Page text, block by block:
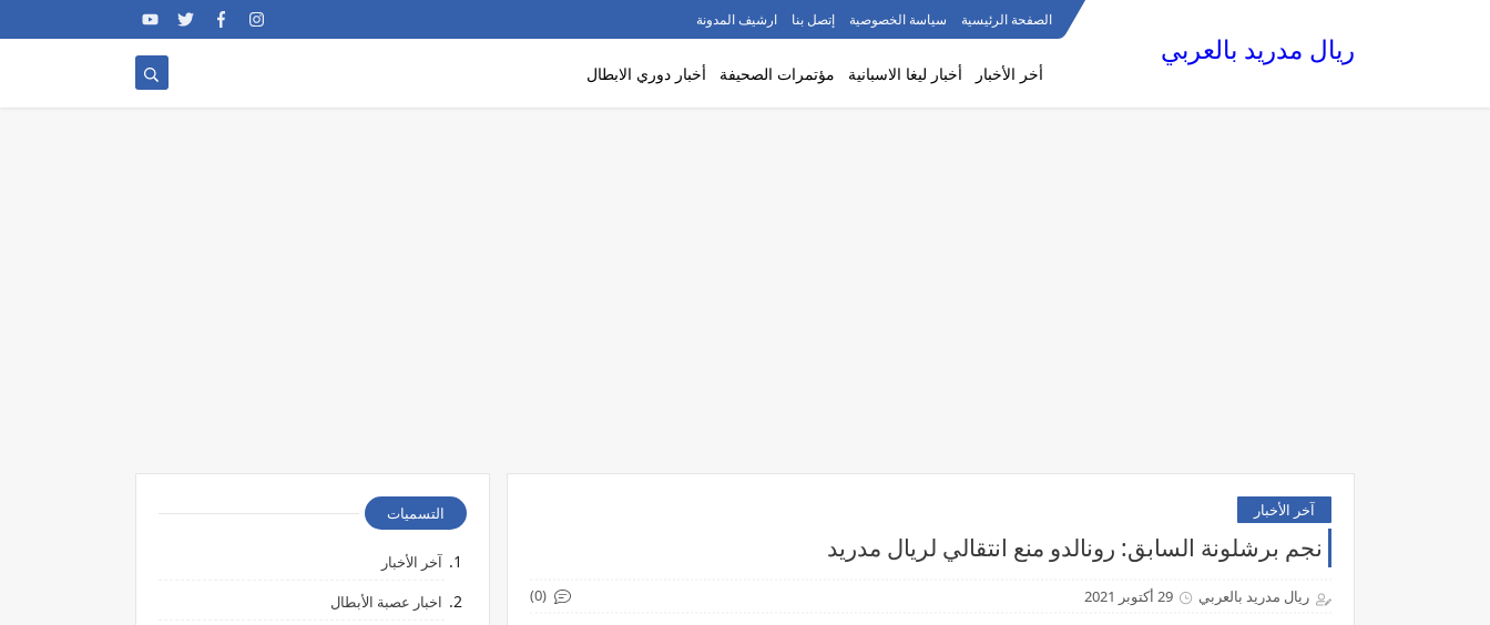
الصفحة الرئيسية سياسة الخصوصية إتصل بنا ارشيف المدونة
ريال مدريد بالعربي
أخر الأخبار أخبار ليغا الاسبانية مؤتمرات الصحيفة أخبار دوري الابطال
آخر الأخبار
نجم برشلونة السابق: رونالدو منع انتقالي لريال مدريد
ريال مدريد بالعربي 29 أكتوبر 2021 (0)
التسميات
آخر الأخبار
اخبار عصبة الأبطال